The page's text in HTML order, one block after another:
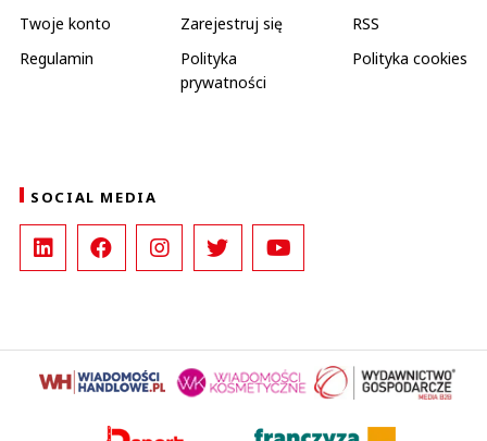
Twoje konto
Zarejestruj się
RSS
Regulamin
Polityka
prywatności
Polityka cookies
SOCIAL MEDIA